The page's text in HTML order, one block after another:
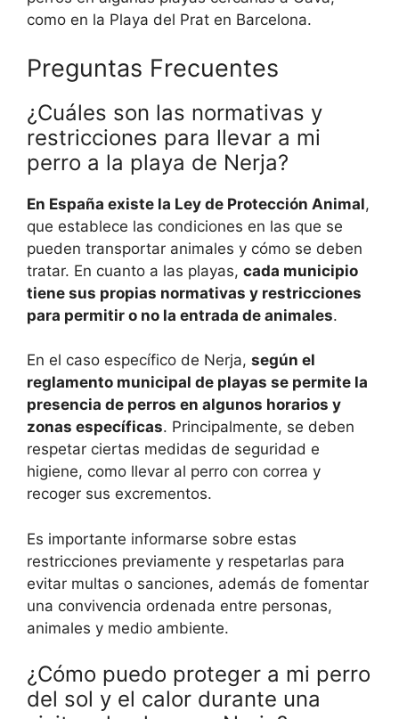
como en la Playa del Prat en Barcelona.
Preguntas Frecuentes
¿Cuáles son las normativas y
restricciones para llevar a mi
perro a la playa de Nerja?
En España existe la Ley de Protección Animal,
que establece las condiciones en las que se
pueden transportar animales y cómo se deben
tratar. En cuanto a las playas, cada municipio
tiene sus propias normativas y restricciones
para permitir o no la entrada de animales.
En el caso específico de Nerja, según el
reglamento municipal de playas se permite la
presencia de perros en algunos horarios y
zonas específicas. Principalmente, se deben
respetar ciertas medidas de seguridad e
higiene, como llevar al perro con correa y
recoger sus excrementos.
Es importante informarse sobre estas
restricciones previamente y respetarlas para
evitar multas o sanciones, además de fomentar
una convivencia ordenada entre personas,
animales y medio ambiente.
¿Cómo puedo proteger a mi perro
del sol y el calor durante una